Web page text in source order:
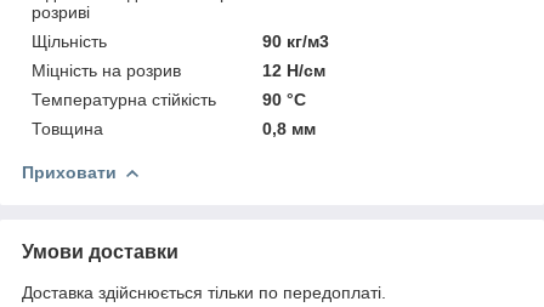
розриві
Щільність
90 кг/м3
Міцність на розрив
12 Н/см
Температурна стійкість
90 °С
Товщина
0,8 мм
Приховати
Умови доставки
Доставка здійснюється тільки по передоплаті.